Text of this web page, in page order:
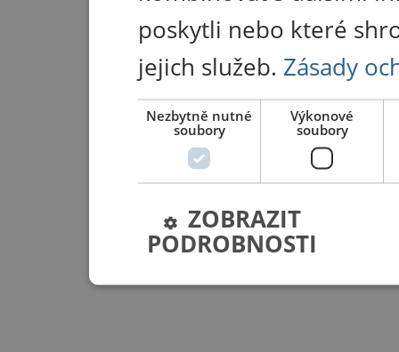
poskytli nebo které
jejich služeb. Zásady
Nezbytně nutné
soubory
Výkonové
soubory
ZOBRAZIT
PODROBNOSTI